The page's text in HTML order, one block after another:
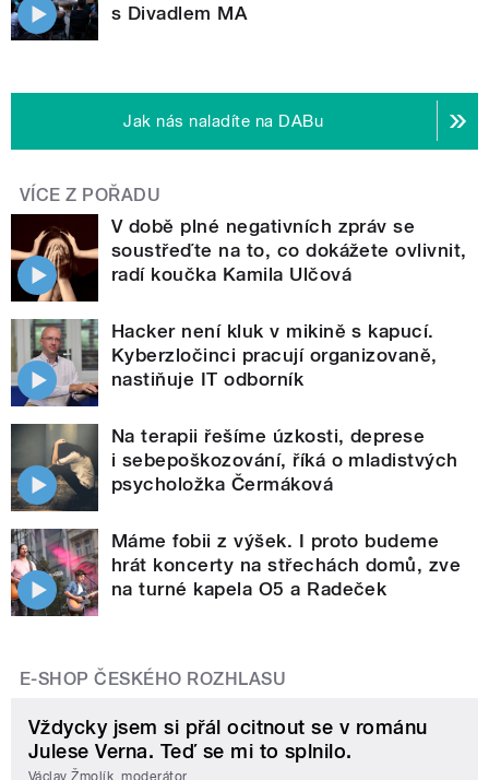
s Divadlem MA
Jak nás naladíte na DABu
VÍCE Z POŘADU
V době plné negativních zpráv se
soustřeďte na to, co dokážete ovlivnit,
radí koučka Kamila Ulčová
Hacker není kluk v mikině s kapucí.
Kyberzločinci pracují organizovaně,
nastiňuje IT odborník
Na terapii řešíme úzkosti, deprese
i sebepoškozování, říká o mladistvých
psycholožka Čermáková
Máme fobii z výšek. I proto budeme
hrát koncerty na střechách domů, zve
na turné kapela O5 a Radeček
E-SHOP ČESKÉHO ROZHLASU
Vždycky jsem si přál ocitnout se v románu
Julese Verna. Teď se mi to splnilo.
Václav Žmolík, moderátor